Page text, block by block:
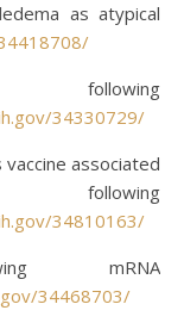
as atypical
34330729/
associated
34810163/
mRNA
34468703/